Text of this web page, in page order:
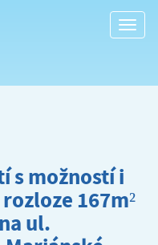
s možností i
167m²
ul.